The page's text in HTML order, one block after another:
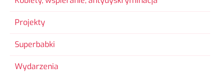
Projekty
Superbabki
Wydarzenia